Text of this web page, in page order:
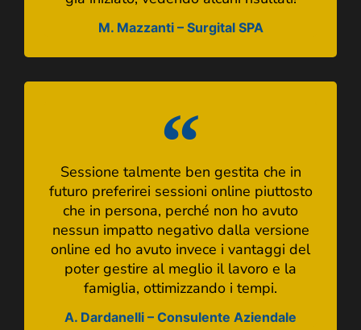
M. Mazzanti – Surgital SPA
Sessione talmente ben gestita che in
futuro preferirei sessioni online piuttosto
che in persona, perché non ho avuto
nessun impatto negativo dalla versione
online ed ho avuto invece i vantaggi del
poter gestire al meglio il lavoro e la
famiglia, ottimizzando i tempi.
A. Dardanelli – Consulente Aziendale